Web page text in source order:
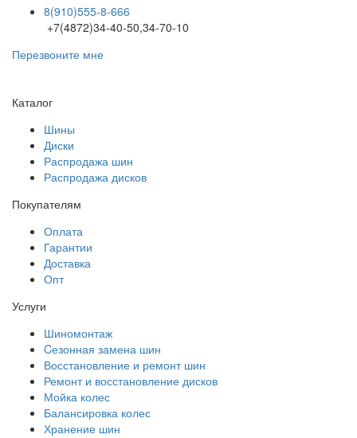
8(910)555-8-666
+7(4872)34-40-50,34-70-10
Перезвоните мне
Каталог
Шины
Диски
Распродажа шин
Распродажа дисков
Покупателям
Оплата
Гарантии
Доставка
Опт
Услуги
Шиномонтаж
Cезонная замена шин
Восстановление и ремонт шин
Ремонт и восстановление дисков
Мойка колес
Балансировка колес
Хранение шин